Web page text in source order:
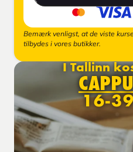
Bemærk venligst, at de viste
tilbydes i vores butikker.
I Tallinn
16-